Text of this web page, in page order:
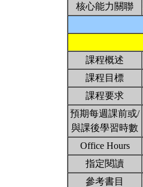
核心能力關聯
課程概述
課程目標
課程要求
預期每週課前或/
與課後學習時數
Office Hours
指定閱讀
參考書目